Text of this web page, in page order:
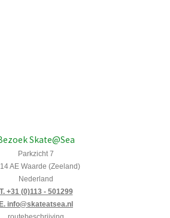
Skate@Sea
Parkzicht 7
AE Waarde (Zeeland)
Nederland
T. +31 (0)113 - 501299
info@skateatsea.nl